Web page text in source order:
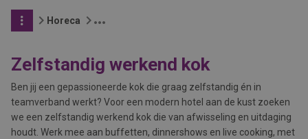
Horeca
Zelfstandig werkend kok
Ben jij een gepassioneerde kok die graag zelfstandig én in
teamverband werkt? Voor een modern hotel aan de kust zoeken
we een zelfstandig werkend kok die van afwisseling en uitdaging
houdt. Werk mee aan buffetten, dinnershows en live cooking, met